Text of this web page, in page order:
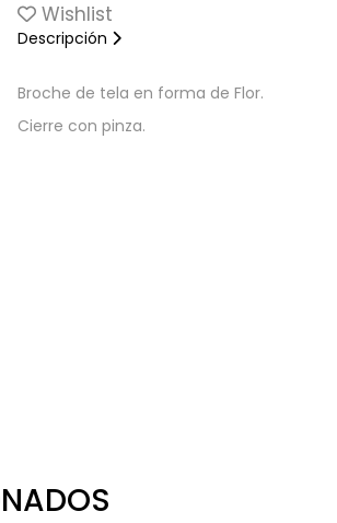
Wishlist
Descripción
Broche de tela en forma de Flor.
Cierre con pinza.